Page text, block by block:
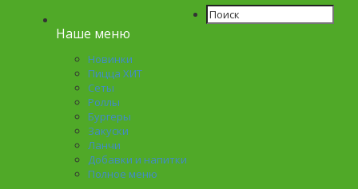
Наше меню
Новинки
Пицца ХИТ
Сеты
Роллы
Бургеры
Закуски
Ланчи
Добавки и напитки
Полное меню